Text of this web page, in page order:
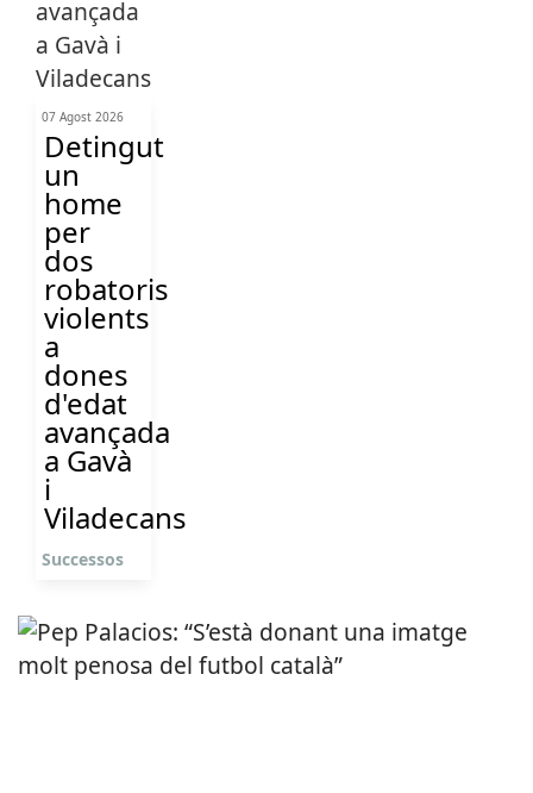
07 Agost 2026
Detingut
un
home
per
dos
robatoris
violents
a
dones
d'edat
avançada
a Gavà
i
Viladecans
Successos